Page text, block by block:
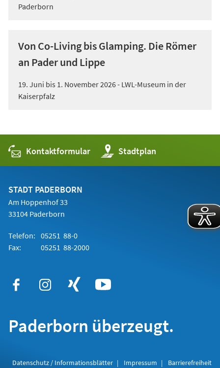
Paderborn
Von Co-Living bis Glamping. Die Römer
an Pader und Lippe
19. Juni bis 1. November 2026 - LWL-Museum in der
Kaiserpfalz
Kontaktformular Stadtplan
(Öffnet
in
einem
STADT PADERBORN
Am Hoppenhof 33
33104 Paderborn
Telefon: 05251 88-0
Fax:
05251 88-2000
Paderborn überzeugt.
Datenschutz / Informationsblätter Impressum
Barrierefreiheit